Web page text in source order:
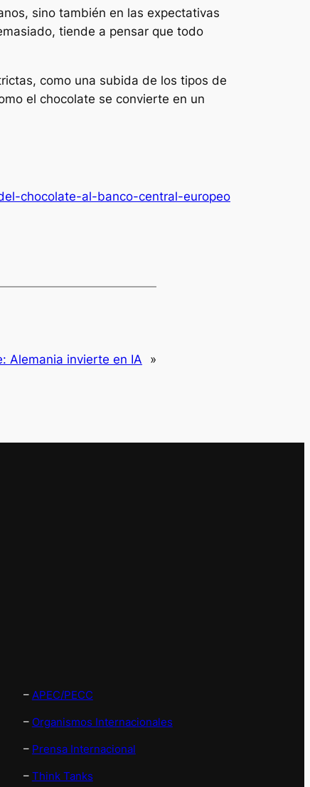
sino también en las expectativas
tiende a pensar que todo
como una subida de los tipos de
el chocolate se convierte en un
chocolate-al-banco-central-europeo
Alemania invierte en IA »
– APEC/PECC
– Organismos Internacionales
– Prensa Internacional
– Think Tanks